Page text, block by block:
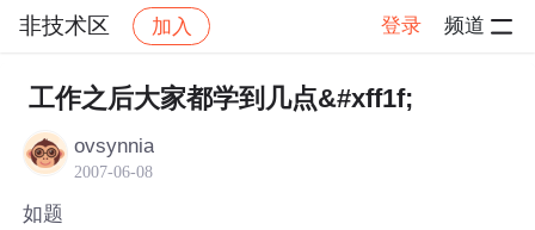
非技术区 加入 登录 频道
社区 非技术区 帖子详情
工作之后大家都学到几点&#xff1f;
ovsynnia
2007-06-08
如题